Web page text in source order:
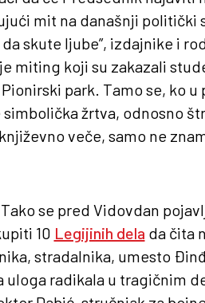
mit na današnji politički
da skute ljube”, izdajnike i
miting koji su zakazali
park. Tamo se, ko
žrtva, odnosno
veče, samo ne
se pred Vidovdan
10 Legijinih dela da čita
stradalnika, umesto
uloga radikala u tragičnim